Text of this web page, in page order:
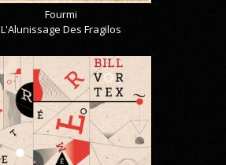
Fourmi
L'Alunissage Des Fragilos